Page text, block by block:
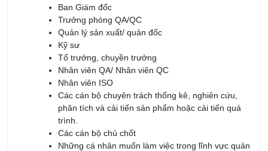
Ban Giám đốc
Trưởng phòng QA/QC
Quản lý sản xuất/ quản đốc
Kỹ sư
Tổ trưởng, chuyền trưởng
Nhân viên QA/ Nhân viên QC
Nhân viên ISO
Các cán bộ chuyên trách thống kê, nghiên cứu,
phân tích và cải tiến sản phẩm hoặc cải tiến quá
trình.
Các cán bộ chủ chốt
Những cá nhân muốn làm việc trong lĩnh vực quản